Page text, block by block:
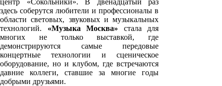
центр «Сокольники». В двенадцатый раз
здесь соберутся любители и профессионалы в
области световых, звуковых и музыкальных
технологий. «Музыка Москва» стала для
многих не только выставкой, где
демонстрируются самые передовые
концертные технологии и сценическое
оборудование, но и клубом, где встречаются
давние коллеги, ставшие за многие годы
добрыми друзьями.